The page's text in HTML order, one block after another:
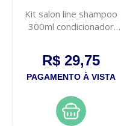
Kit salon line shampoo
300ml condicionador
R$ 29,75
PAGAMENTO À VISTA